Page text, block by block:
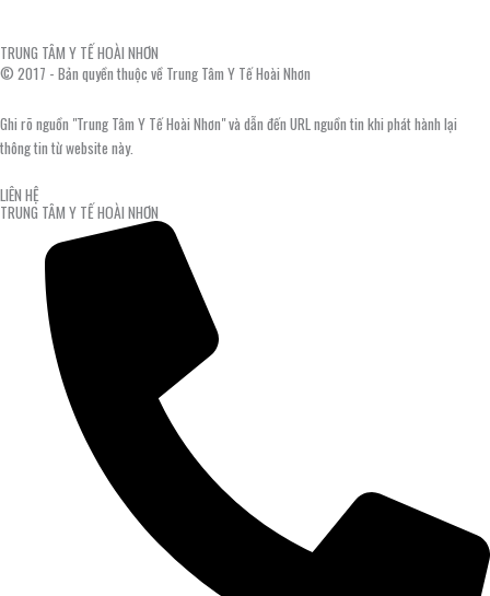
TRUNG TÂM Y TẾ HOÀI NHƠN
© 2017 - Bản quyền thuộc về Trung Tâm Y Tế Hoài Nhơn
Ghi rõ nguồn "Trung Tâm Y Tế Hoài Nhơn" và dẫn đến URL nguồn tin khi phát hành lại
thông tin từ website này.
LIÊN HỆ
TRUNG TÂM Y TẾ HOÀI NHƠN